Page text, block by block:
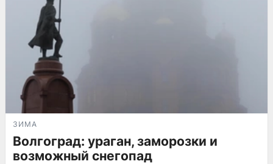
ЗИМА
Волгоград: ураган, заморозки и
возможный снегопад